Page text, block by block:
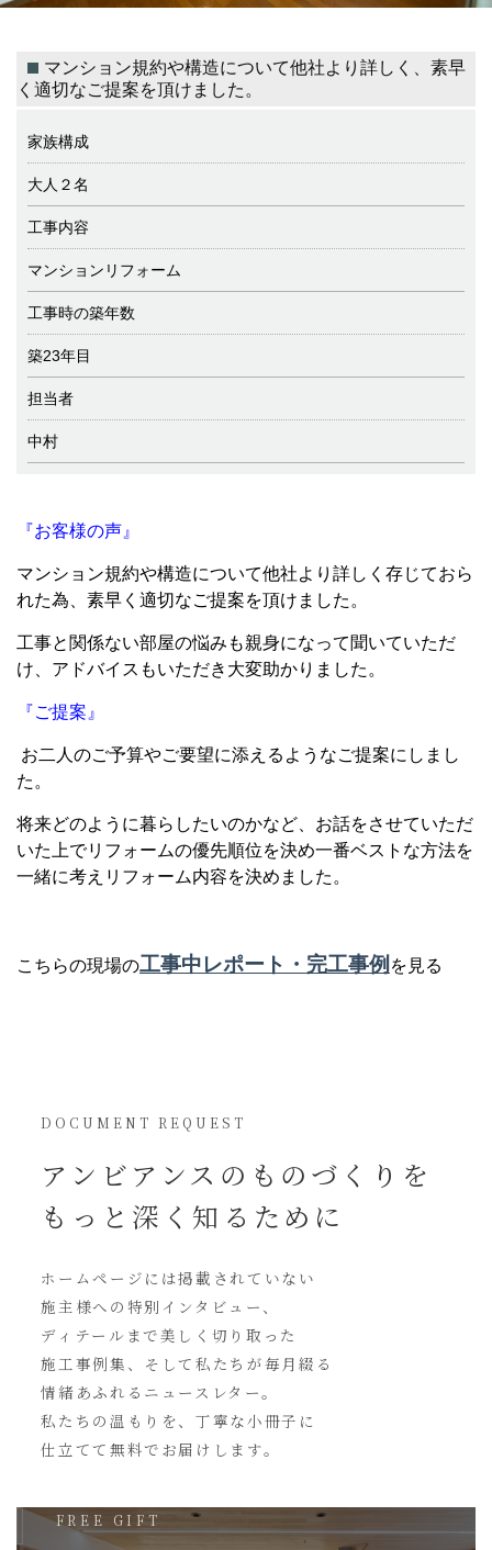
マンション規約や構造について他社より詳しく、素早
く適切なご提案を頂けました。
家族構成
大人２名
工事内容
マンションリフォーム
工事時の築年数
築23年目
担当者
中村
『お客様の声』
マンション規約や構造について他社より詳しく存じておら
れた為、素早く適切なご提案を頂けました。
工事と関係ない部屋の悩みも親身になって聞いていただ
け、アドバイスもいただき大変助かりました。
『ご提案』
お二人のご予算やご要望に添えるようなご提案にしまし
た。
将来どのように暮らしたいのかなど、お話をさせていただ
いた上でリフォームの優先順位を決め一番ベストな方法を
一緒に考えリフォーム内容を決めました。
こちらの現場の工事中レポート・完工事例 を見る
DOCUMENT REQUEST
アンビアンスの ものづくりを
もっと深く知るために
ホームページには掲載されていない
施主様への特別インタビュー、
ディテールまで美しく切り取った
施工事例集、そして私たちが毎月綴る
情緒あふれるニュースレター。
私たちの温もりを、丁寧な小冊子に
仕立てて無料でお届けします。
FREE GIFT